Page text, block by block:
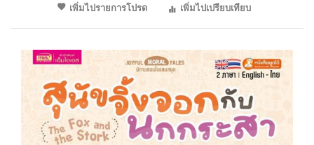
เพิ่มไปรายการโปรด
เพิ่มไปเปรียบเทียบ